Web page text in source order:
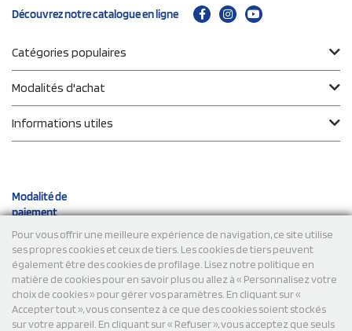
Pour vous offrir une meilleure expérience de navigation, ce site utilise
ses propres cookies et ceux de tiers. Les cookies de tiers peuvent
également être des cookies de profilage. Lisez notre politique en
matière de cookies pour en savoir plus ou allez à « Personnalisez votre
choix de cookies » pour gérer vos paramètres. En cliquant sur «
Accepter tout », vous consentez à ce que des cookies soient stockés
sur votre appareil. En cliquant sur « Refuser », vous acceptez que seuls
Découvrez notre catalogue en ligne
Catégories populaires
Modalités d'achat
Informations utiles
Modalité de
paiement
Expéditions